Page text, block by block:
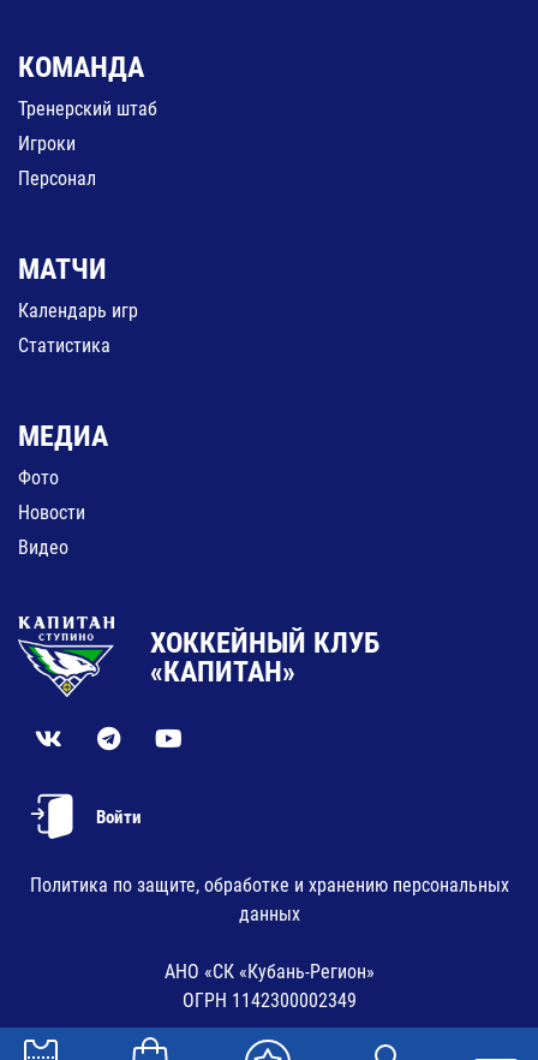
КОМАНДА
Тренерский штаб
Игроки
Персонал
МАТЧИ
Календарь игр
Статистика
МЕДИА
Фото
Новости
Видео
ХОККЕЙНЫЙ КЛУБ
«КАПИТАН»
Войти
Политика по защите, обработке и хранению персональных
данных
АНО «СК «Кубань-Регион»
ОГРН 1142300002349